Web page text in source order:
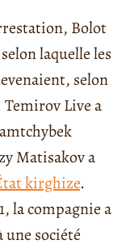
Bolot
laquelle les
selon
Live a
Matisakov a
kirghize.
la compagnie a
une société